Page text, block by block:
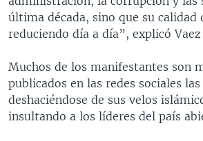
última década, sino que su calidad
reduciendo día a día”, explicó Vaez
Muchos de los manifestantes son
publicados en las redes sociales
deshaciéndose de sus velos
insultando a los líderes del país